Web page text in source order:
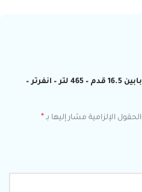
كن أول من يقيم “ثلاجة تي سي إل بابين 16.5 قدم – 465 لتر – انفرتر –
الحقول الإلزامية مشار إليها بـ *